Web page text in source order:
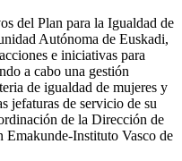
del Plan para la Igualdad de
Autónoma de Euskadi,
e iniciativas para
a cabo una gestión
de igualdad de mujeres y
jefaturas de servicio de su
de la Dirección de
Emakunde-Instituto Vasco de